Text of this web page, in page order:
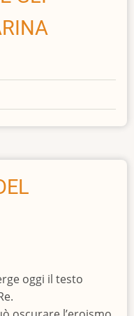
oggi il testo